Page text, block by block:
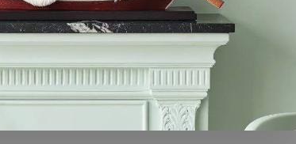
Цена по запросу
Сделать предзаказ Сообщить о наличии